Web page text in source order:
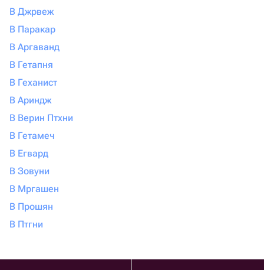
В Джрвеж
В Паракар
В Аргаванд
В Гетапня
В Геханист
В Ариндж
В Верин Птхни
В Гетамеч
В Егвард
В Зовуни
В Мргашен
В Прошян
В Птгни